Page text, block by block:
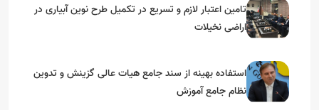
تامین اعتبار لازم و تسریع در تکمیل طرح نوین آبیاری در
اراضی نخیلات
استفاده بهینه از سند جامع هیات عالی گزینش و‌ تدوین
نظام جامع آموزش